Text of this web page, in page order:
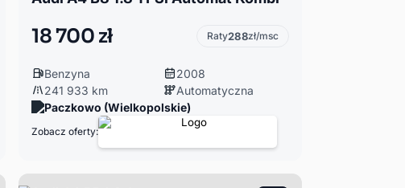
18 700 zł Raty288zł/msc
Benzyna
2008
241 933 km
Automatyczna
Paczkowo (Wielkopolskie)
Zobacz oferty: